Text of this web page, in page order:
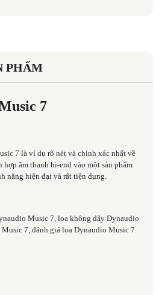
PHẨM
7
7 là ví dụ rõ nét và chính xác nhất về
âm thanh hi-end vào một sản phẩm
năng hiện đại và rất tiện dụng.